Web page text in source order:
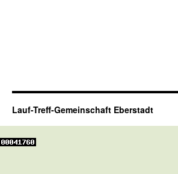
Lauf-Treff-Gemeinschaft Eberstadt